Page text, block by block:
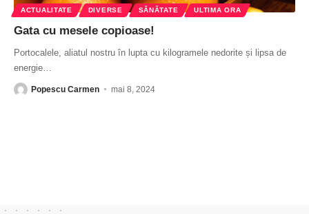
ACTUALITATE DIVERSE SĂNĂTATE ULTIMA ORA
Gata cu mesele copioase!
Portocalele, aliatul nostru în lupta cu kilogramele nedorite și lipsa de
energie
Popescu Carmen mai 8, 2024